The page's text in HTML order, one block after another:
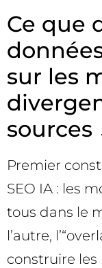
Ce que
sur les
sources
Premier
SEO IA : les
tous dans le
l’autre,
construire